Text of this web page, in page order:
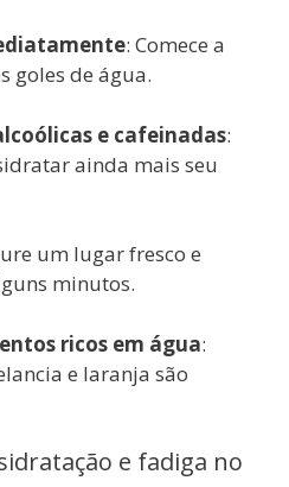
: Comece a
goles de água.
e cafeinadas:
ainda mais seu
um lugar fresco e
minutos.
ricos em água:
e laranja são
e fadiga no